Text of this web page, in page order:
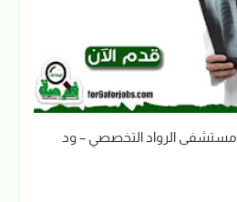
الرواد التخصصي – ود